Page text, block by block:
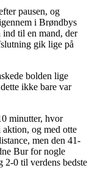
pausen, og
i Brøndbys
til en mand, der
gik lige på
bolden lige
ikke bare var
minutter, hvor
aktion, og med otte
men den 41-
Bur for nogle
2-0 til verdens bedste